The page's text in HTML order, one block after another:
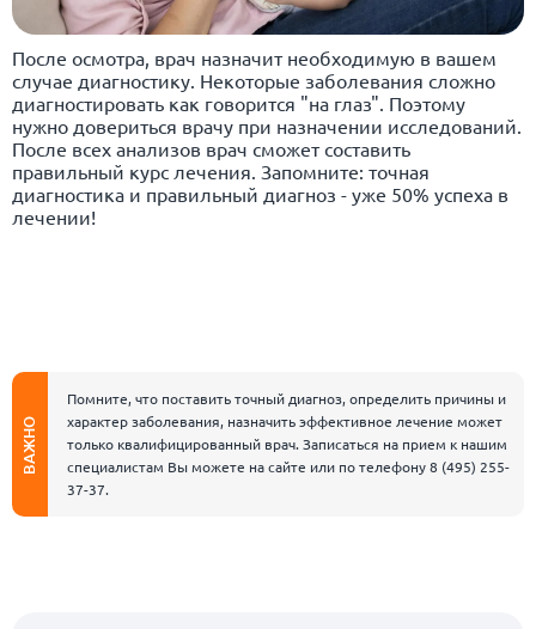
После осмотра, врач назначит необходимую в вашем
случае диагностику. Некоторые заболевания сложно
диагностировать как говорится "на глаз". Поэтому
нужно довериться врачу при назначении исследований.
После всех анализов врач сможет составить
правильный курс лечения. Запомните: точная
диагностика и правильный диагноз - уже 50% успеха в
лечении!
ВАЖНО
Помните, что поставить точный диагноз, определить причины и
характер заболевания, назначить эффективное лечение может
только квалифицированный врач. Записаться на прием к нашим
специалистам Вы можете на сайте или по телефону8 (495) 255-
37-37.